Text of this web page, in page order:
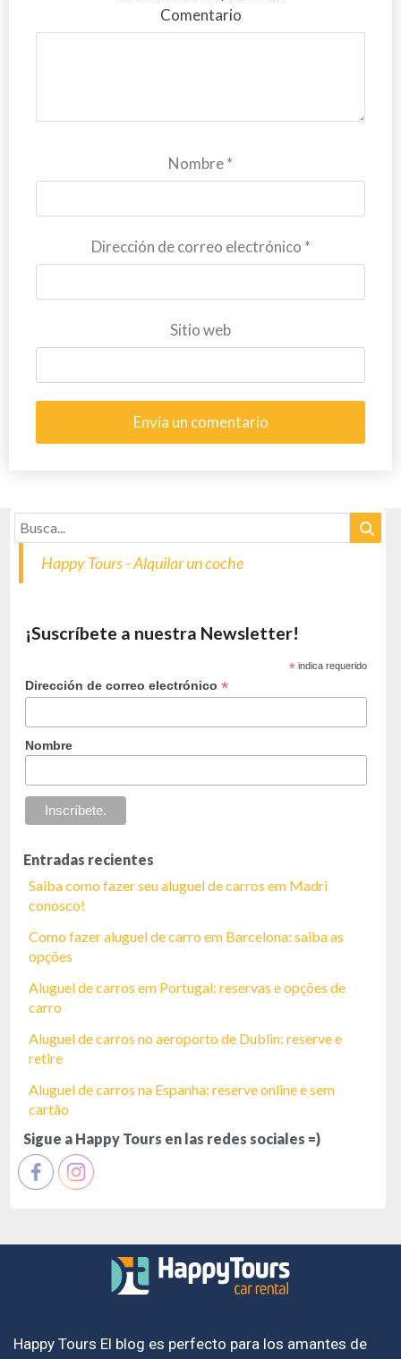
Comentario
Nombre*
Dirección de correo electrónico *
Sitio web
Happy Tours - Alquilar un coche
¡Suscríbete a nuestra Newsletter!
* indica requerido
Dirección de correo electrónico*
Nombre
Entradas recientes
Saiba como fazer seu aluguel de carros em Madri
conosco!
Como fazer aluguel de carro em Barcelona: saiba as
opções
Aluguel de carros em Portugal: reservas e opções de
carro
Aluguel de carros no aeroporto de Dublin: reserve e
retire
Aluguel de carros na Espanha: reserve online e sem
cartão
Sigue a Happy Tours en las redes sociales =)
Happy Tours El blog es perfecto para los amantes de